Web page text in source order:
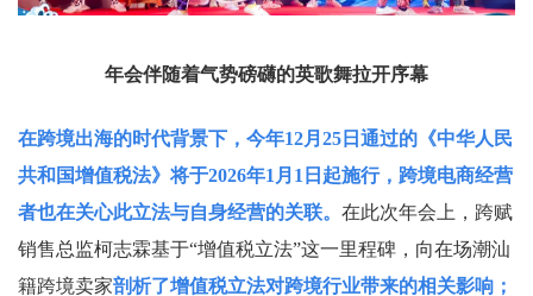
年会伴随着气势磅礴的英歌舞拉开序幕
在跨境出海的时代背景下，今年12月25日通过的《中华人民
共和国增值税法》将于2026年1月1日起施行，跨境电商经营
者也在关心此立法与自身经营的关联。 在此次年会上，跨赋
销售总监柯志霖基于“增值税立法”这一里程碑，向在场潮汕
籍跨境卖家剖析了增值税立法对跨境行业带来的相关影响；